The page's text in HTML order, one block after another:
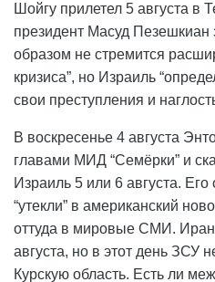
Шойгу прилетел 5 августа в
президент Масуд Пезешкиан
образом не стремится
кризиса”, но Израиль
свои преступления и
В воскресенье 4 августа
главами МИД “Семёрки” и
Израиль 5 или 6 августа. Его
“утекли” в американский
оттуда в мировые СМИ. Иран
августа, но в этот день ЗСУ
Курскую область. Есть ли